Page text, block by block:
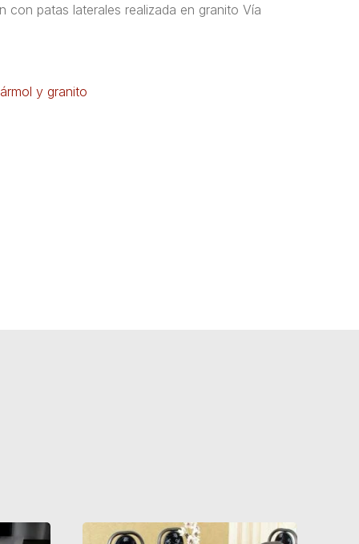
con patas laterales realizada en granito Vía
y granito